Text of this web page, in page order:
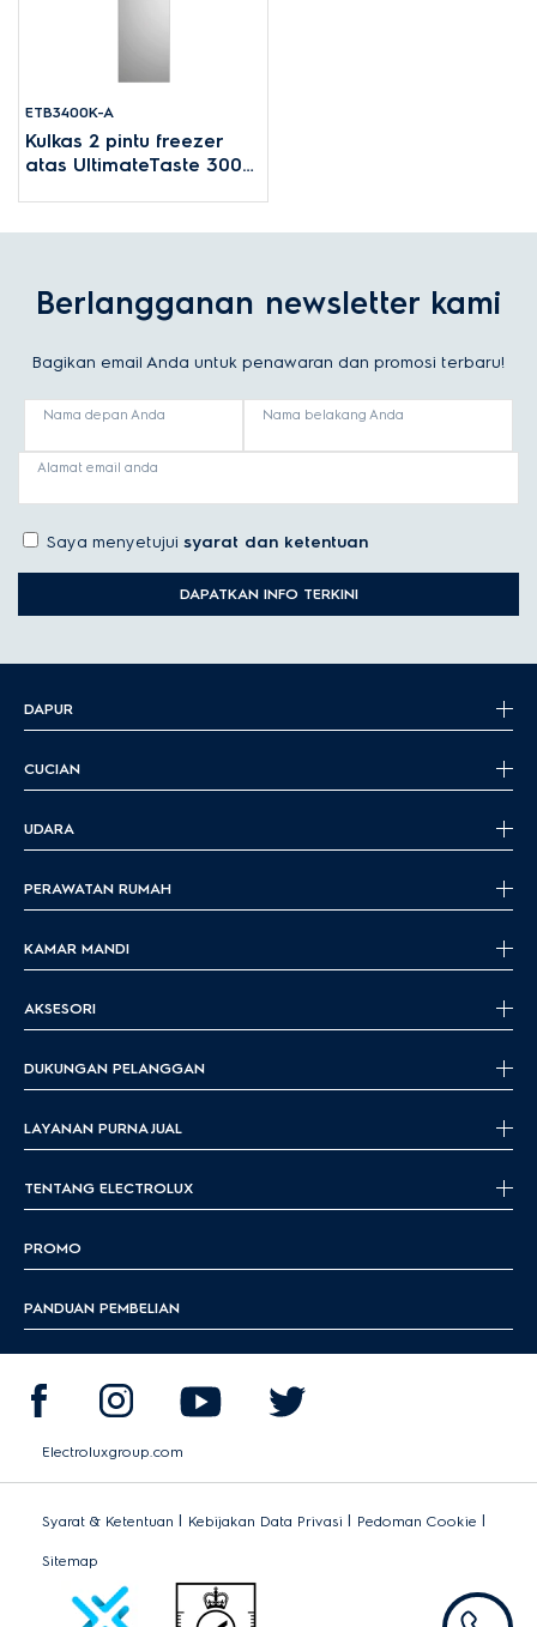
ETB3400K-A
Kulkas 2 pintu freezer
atas UltimateTaste 300
Berlangganan newsletter kami
Bagikan email Anda untuk penawaran dan promosi terbaru!
Nama depan Anda Nama belakang Anda
Alamat email anda
Saya menyetujui syarat dan ketentuan
DAPATKAN INFO TERKINI
DAPUR
CUCIAN
UDARA
PERAWATAN RUMAH
KAMAR MANDI
AKSESORI
DUKUNGAN PELANGGAN
LAYANAN PURNA JUAL
TENTANG ELECTROLUX
PROMO
PANDUAN PEMBELIAN
Electroluxgroup.com
Syarat & Ketentuan | Kebijakan Data Privasi | Pedoman Cookie |
Sitemap